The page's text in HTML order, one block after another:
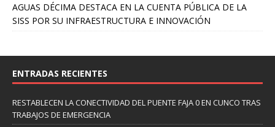
AGUAS DÉCIMA DESTACA EN LA CUENTA PÚBLICA DE LA
SISS POR SU INFRAESTRUCTURA E INNOVACIÓN
ENTRADAS RECIENTES
RESTABLECEN LA CONECTIVIDAD DEL PUENTE FAJA 0 EN CUNCO TRAS
TRABAJOS DE EMERGENCIA